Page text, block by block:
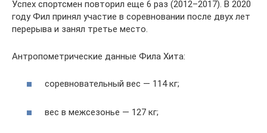
Успех спортсмен повторил еще 6 раз (2012–2017). В 2020
году Фил принял участие в соревновании после двух лет
перерыва и занял третье место.
Антропометрические данные Фила Хита:
соревновательный вес — 114 кг;
вес в межсезонье — 127 кг;